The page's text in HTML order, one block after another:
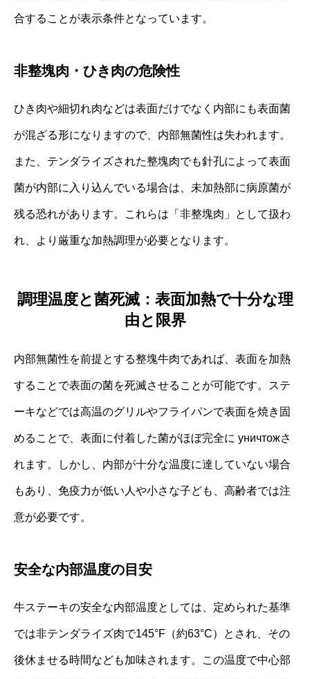
合することが表示条件となっています。
非整塊肉・ひき肉の危険性
ひき肉や細切れ肉などは表面だけでなく内部にも表面菌
が混ざる形になりますので、内部無菌性は失われます。
また、テンダライズされた整塊肉でも針孔によって表面
菌が内部に入り込んでいる場合は、未加熱部に病原菌が
残る恐れがあります。これらは「非整塊肉」として扱わ
れ、より厳重な加熱調理が必要となります。
調理温度と菌死滅：表面加熱で十分な理
由と限界
内部無菌性を前提とする整塊牛肉であれば、表面を加熱
することで表面の菌を死滅させることが可能です。ステ
ーキなどでは高温のグリルやフライパンで表面を焼き固
めることで、表面に付着した菌がほぼ完全に уничтожさ
れます。しかし、内部が十分な温度に達していない場合
もあり、免疫力が低い人や小さな子ども、高齢者では注
意が必要です。
安全な内部温度の目安
牛ステーキの安全な内部温度としては、定められた基準
では非テンダライズ肉で145°F（約63°C）とされ、その
後休ませる時間なども加味されます。この温度で中心部